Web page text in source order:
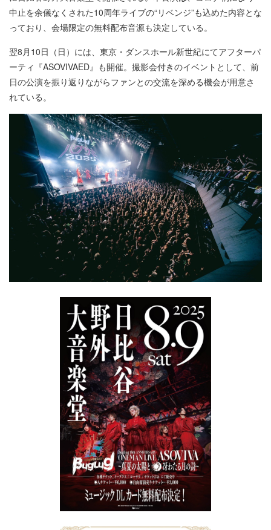
中止を余儀なくされた10周年ライブの“リベンジ”も込めた内容とな
っており、会場限定の無料配布音源も決定している。
翌8月10日（日）には、東京・ダンスホール新世紀にてアフターパ
ーティ『ASOVIVAED』も開催。撮影会付きのイベントとして、前
日の公演を振り返りながらファンとの交流を深める機会が用意さ
れている。